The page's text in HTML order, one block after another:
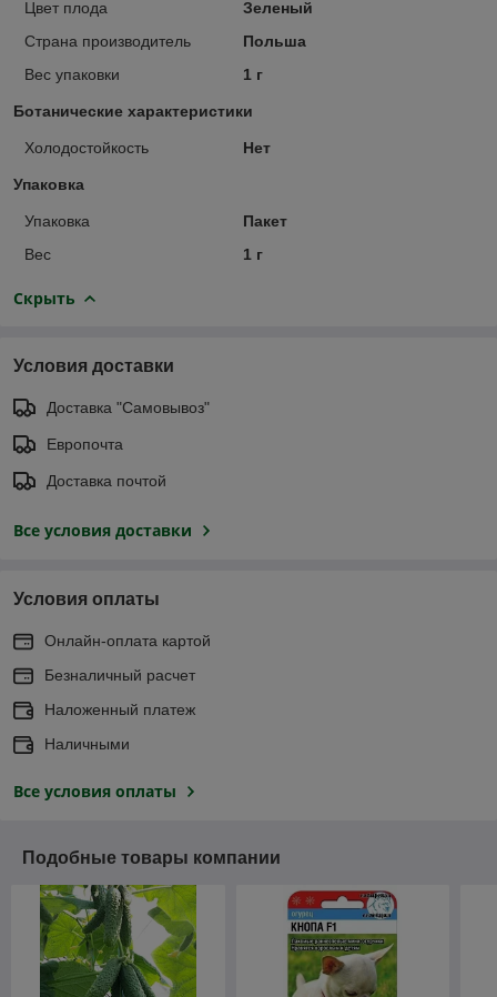
Цвет плода
Зеленый
Страна производитель
Польша
Вес упаковки
1 г
Ботанические характеристики
Холодостойкость Нет
Упаковка
Упаковка
Пакет
Вес
1 г
Скрыть
Условия доставки
Доставка "Самовывоз"
Европочта
Доставка почтой
Все условия доставки
Условия оплаты
Онлайн-оплата картой
Безналичный расчет
Наложенный платеж
Наличными
Все условия оплаты
Подобные товары компании